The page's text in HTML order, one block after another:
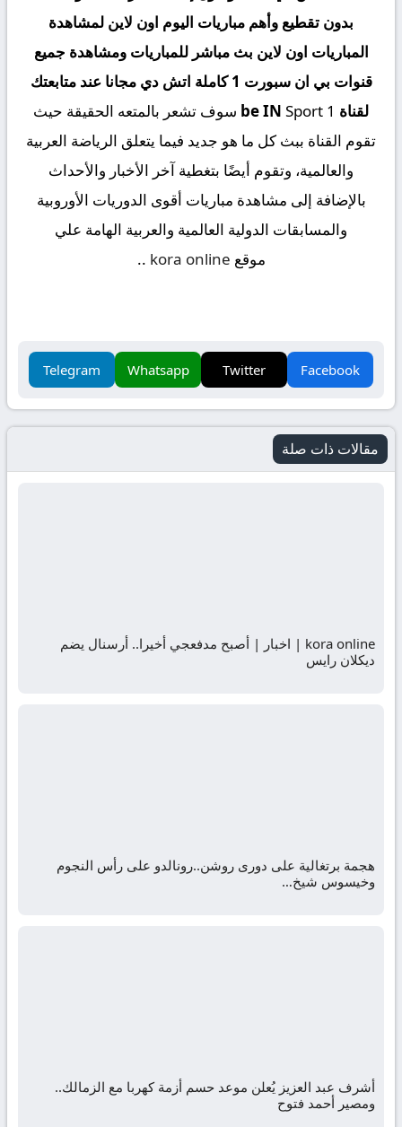
بدون تقطيع وأهم مباريات اليوم اون لاين لمشاهدة
المباريات اون لاين بث مباشر للمباريات ومشاهدة جميع
قنوات بي ان سبورت 1 كاملة اتش دي مجانا عند متابعتك
لقناة
be IN Sport 1 سوف تشعر بالمتعه الحقيقة حيث
تقوم القناة ببث كل ما هو جديد فيما يتعلق الرياضة العربية
والعالمية، وتقوم أيضًا بتغطية آخر الأخبار والأحداث
بالإضافة إلى مشاهدة مباريات أقوى الدوريات الأوروبية
والمسابقات الدولية العالمية والعربية الهامة علي
موقع kora online
.
.
Facebook
Twitter
Whatsapp
Telegram
مقالات ذات صلة
kora online | اخبار | أصبح مدفعجي أخيرا.. أرسنال يضم
ديكلان رايس
هجمة برتغالية على دورى روشن..رونالدو على رأس النجوم
وخيسوس شيخ…
أشرف عبد العزيز يُعلن موعد حسم أزمة كهربا مع الزمالك..
ومصير أحمد فتوح